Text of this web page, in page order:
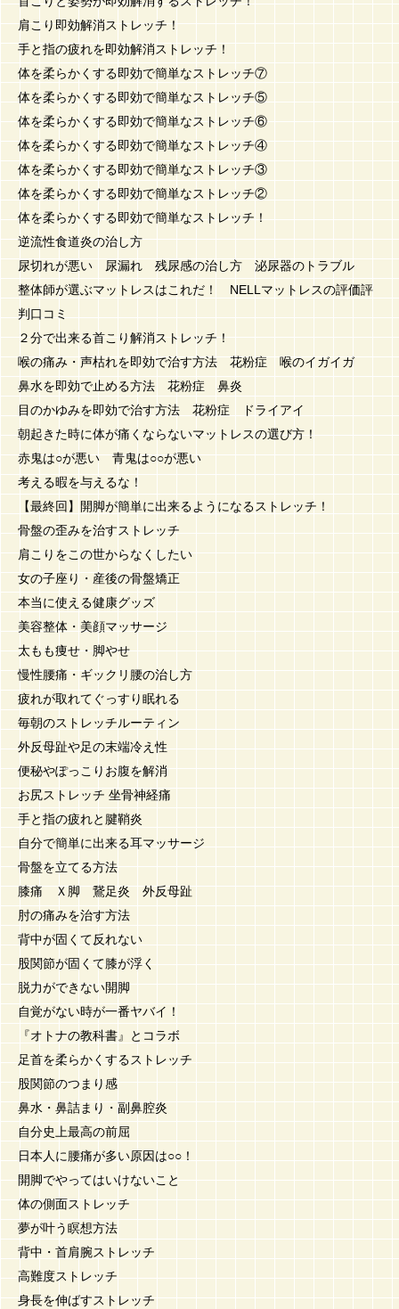
肩こり即効解消ストレッチ！
手と指の疲れを即効解消ストレッチ！
体を柔らかくする即効で簡単なストレッチ⑦
体を柔らかくする即効で簡単なストレッチ⑤
体を柔らかくする即効で簡単なストレッチ⑥
体を柔らかくする即効で簡単なストレッチ④
体を柔らかくする即効で簡単なストレッチ③
体を柔らかくする即効で簡単なストレッチ②
体を柔らかくする即効で簡単なストレッチ！
逆流性食道炎の治し方
尿切れが悪い 尿漏れ 残尿感の治し方 泌尿器のトラブル
整体師が選ぶマットレスはこれだ！ NELLマットレスの評価評
判口コミ
２分で出来る首こり解消ストレッチ！
喉の痛み・声枯れを即効で治す方法 花粉症 喉のイガイガ
鼻水を即効で止める方法 花粉症 鼻炎
目のかゆみを即効で治す方法 花粉症 ドライアイ
朝起きた時に体が痛くならないマットレスの選び方！
赤鬼は○が悪い 青鬼は○○が悪い
考える暇を与えるな！
【最終回】開脚が簡単に出来るようになるストレッチ！
骨盤の歪みを治すストレッチ
肩こりをこの世からなくしたい
女の子座り・産後の骨盤矯正
本当に使える健康グッズ
美容整体・美顔マッサージ
太もも痩せ・脚やせ
慢性腰痛・ギックリ腰の治し方
疲れが取れてぐっすり眠れる
毎朝のストレッチルーティン
外反母趾や足の末端冷え性
便秘やぽっこりお腹を解消
お尻ストレッチ 坐骨神経痛
手と指の疲れと腱鞘炎
自分で簡単に出来る耳マッサージ
骨盤を立てる方法
膝痛 Ｘ脚 鵞足炎 外反母趾
肘の痛みを治す方法
背中が固くて反れない
股関節が固くて膝が浮く
脱力ができない開脚
自覚がない時が一番ヤバイ！
『オトナの教科書』とコラボ
足首を柔らかくするストレッチ
股関節のつまり感
鼻水・鼻詰まり・副鼻腔炎
自分史上最高の前屈
日本人に腰痛が多い原因は○○！
開脚でやってはいけないこと
体の側面ストレッチ
夢が叶う瞑想方法
背中・首肩腕ストレッチ
高難度ストレッチ
身長を伸ばすストレッチ